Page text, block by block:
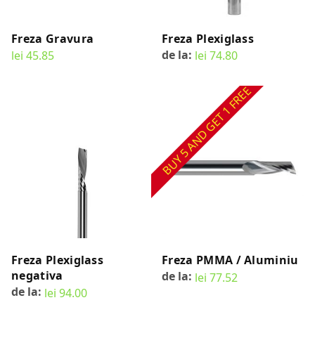
Freza Gravura
lei 45.85
Freza Plexiglass
de la: lei 74.80
Freza Plexiglass
negativa
de la: lei 94.00
Freza PMMA / Aluminiu
de la: lei 77.52
BUY 5 AND GET 1 FREE